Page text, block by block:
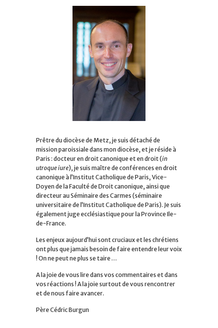
Prêtre du diocèse de Metz, je suis détaché de
mission paroissiale dans mon diocèse, et je réside à
Paris : docteur en droit canonique et en droit (in
utroque iure), je suis maître de conférences en droit
canonique à l’Institut Catholique de Paris, Vice-
Doyen de la Faculté de Droit canonique, ainsi que
directeur au Séminaire des Carmes (séminaire
universitaire de l’Institut Catholique de Paris). Je suis
également juge ecclésiastique pour la Province Ile-
de-France.
Les enjeux aujourd’hui sont cruciaux et les chrétiens
ont plus que jamais besoin de faire entendre leur voix
! On ne peut ne plus se taire …
A la joie de vous lire dans vos commentaires et dans
vos réactions ! A la joie surtout de vous rencontrer
et de nous faire avancer.
Père Cédric Burgun